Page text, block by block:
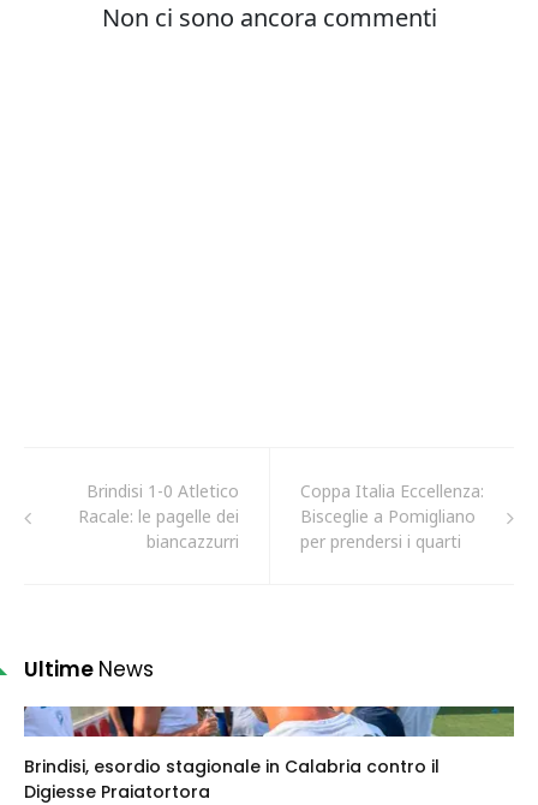
Brindisi 1-0 Atletico
Racale: le pagelle dei
biancazzurri
Coppa Italia Eccellenza:
Bisceglie a Pomigliano
per prendersi i quarti
Ultime News
Brindisi, esordio stagionale in Calabria contro il
Digiesse Praiatortora